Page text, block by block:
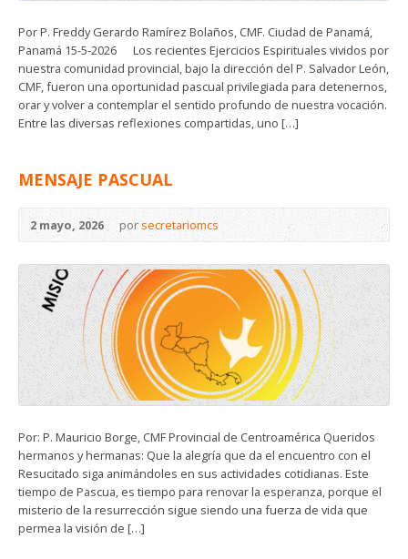
Por P. Freddy Gerardo Ramírez Bolaños, CMF. Ciudad de Panamá,
Panamá 15-5-2026 Los recientes Ejercicios Espirituales vividos por
nuestra comunidad provincial, bajo la dirección del P. Salvador León,
CMF, fueron una oportunidad pascual privilegiada para detenernos,
orar y volver a contemplar el sentido profundo de nuestra vocación.
Entre las diversas reflexiones compartidas, uno […]
MENSAJE PASCUAL
2 mayo, 2026 por secretariomcs
Por: P. Mauricio Borge, CMF Provincial de Centroamérica Queridos
hermanos y hermanas: Que la alegría que da el encuentro con el
Resucitado siga animándoles en sus actividades cotidianas. Este
tiempo de Pascua, es tiempo para renovar la esperanza, porque el
misterio de la resurrección sigue siendo una fuerza de vida que
permea la visión de […]